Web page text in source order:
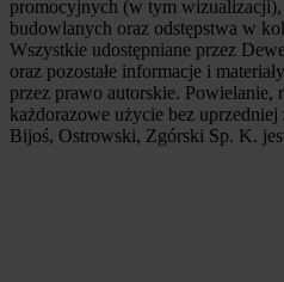
promocyjnych (w tym
budowlanych oraz odstępstwa w
Wszystkie udostępniane przez
oraz pozostałe informacje i
przez prawo autorskie. Powielanie,
każdorazowe użycie bez
Bijoś, Ostrowski, Zgórski Sp. K.